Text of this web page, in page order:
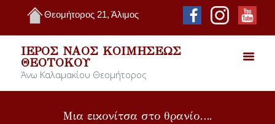
Θεομήτορος 21, Άλιμος
ΙΕΡΌΣ ΝΑΌΣ ΚΟΙΜΉΣΕΩΣ
ΘΕΟΤΌΚΟΥ
Άνω Καλαμακίου Θεομήτορος
Μια εικονίτσα στο θρανίο….